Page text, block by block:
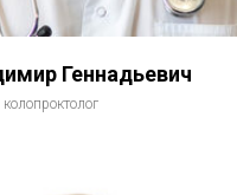
Геннадьевич